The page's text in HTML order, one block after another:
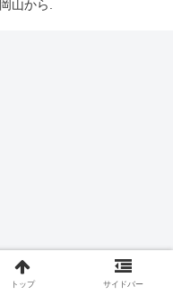
山から.
トップ サイドバー